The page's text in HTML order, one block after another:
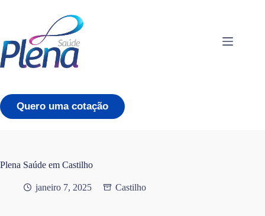
conteúdo
Quero uma cotação
Plena Saúde em Castilho
janeiro 7, 2025 Castilho